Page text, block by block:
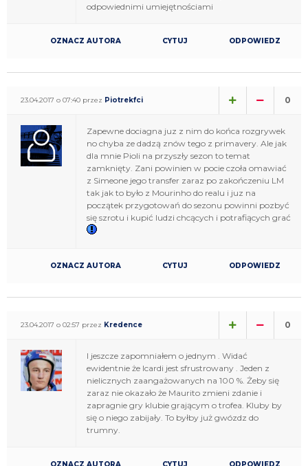
odpowiednimi umiejętnościami
OZNACZ AUTORA CYTUJ ODPOWIEDZ
23.04.2017 o 07:40 przez Piotrekfci 0
Zapewne dociagna juz z nim do końca rozgrywek
no chyba ze dadzą znów tego z primavery. Ale jak
dla mnie Pioli na przyszły sezon to temat
zamknięty. Zani powinien w pocie czoła omawiać
z Simeone jego transfer zaraz po zakończeniu LM
tak jak to było z Mourinho do realu i juz na
początek przygotowań do sezonu powinni pozbyć
się szrotu i kupić ludzi chcących i potrafiących grać
OZNACZ AUTORA CYTUJ ODPOWIEDZ
23.04.2017 o 02:57 przez Kredence 0
I jeszcze zapomniałem o jednym . Widać
ewidentnie że Icardi jest sfrustrowany . Jeden z
nielicznych zaangażowanych na 100 %. Żeby się
zaraz nie okazało że Maurito zmieni zdanie i
zapragnie gry klubie grającym o trofea. Kluby by
się o niego zabijały. To byłby już gwózdz do
trumny.